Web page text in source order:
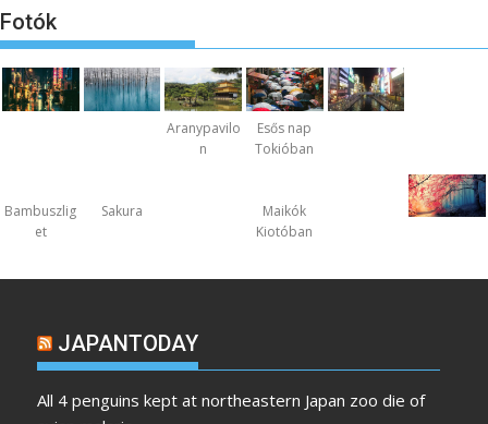
Fotók
Aranypavilo
n
Esős nap
Tokióban
Bambuszlig
et
Sakura
Maikók
Kiotóban
JAPANTODAY
All 4 penguins kept at northeastern Japan zoo die of